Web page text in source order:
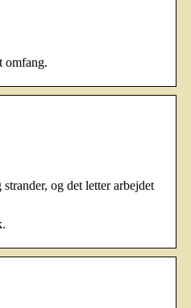
omfang.
og det letter arbejdet